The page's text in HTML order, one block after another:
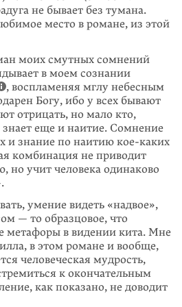
не бывает без тумана.
место в романе, из этой
моих смутных сомнений
в моем сознании
, воспламеняя мглу небесным
Богу, ибо у всех бывают
отрицать, но мало кто,
знает еще и наитие. Сомне­ние
и знание по наитию кое-каких
комбинация не приводит
но учит человека одинаково
умение видеть «надвое»,
— то образцовое, что
метафоры в видении кита. Мне
в этом романе и вообще,
человеческая мудрость,
к окончательным
как показано, не доводит